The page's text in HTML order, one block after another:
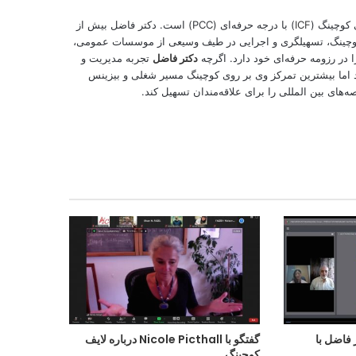
کوچینگ (ICF
) با درجه حرفه‌ای (PCC) است. دکتر فاضل بیش از
کوچینگ، تسهیلگری و اجرایی در طیف وسیعی از موسسات عمومی،
رزومه حرفه‌ای خود دارد. اگرچه دکتر فاضل تجربه مدیریت و
بیشترین تمركز وی بر روی كوچینگ مسیر شغلی و بیزینس
بین المللی را برای علاقه‌‌مندان تسهیل کند.
فاضل با
گفتگو با Nicole Picthall درباره لایف